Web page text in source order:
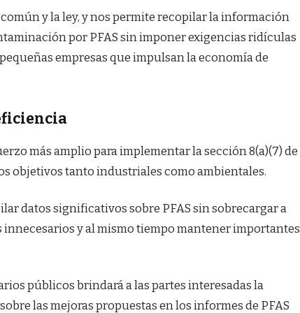
y la ley, y nos permite recopilar la información
por PFAS sin imponer exigencias ridículas
empresas que impulsan la economía de
más amplio para implementar la sección 8(a)(7) de
objetivos tanto industriales como ambientales.
datos significativos sobre PFAS sin sobrecargar a
innecesarios y al mismo tiempo mantener importantes
públicos brindará a las partes interesadas la
las mejoras propuestas en los informes de PFAS